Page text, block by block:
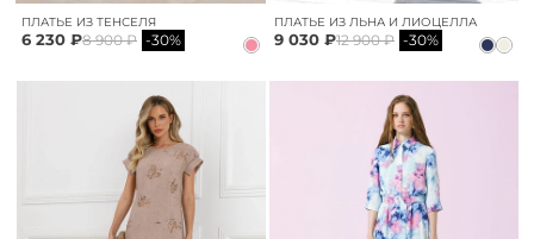
ПЛАТЬЕ ИЗ ТЕНСЕЛЯ
6 230 ₽8 900 ₽ -30%
ПЛАТЬЕ ИЗ ЛЬНА И ЛИОЦЕЛЛА
9 030 ₽12 900 ₽ -30%